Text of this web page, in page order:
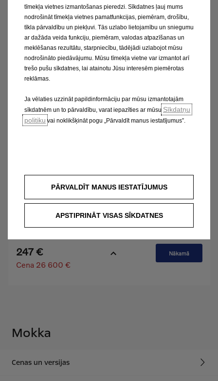
Mokka
Cenas un versijas
tīmekļa vietnes izmantošanas pieredzi. Sīkdatnes ļauj mums
nodrošināt tīmekļa vietnes pamatfunkcijas, piemēram, drošību,
tīkla pārvaldību un piekļuvi. Tās uzlabo lietojamību un sniegumu
ar dažāda veida funkciju, piemēram, valodas atpazīšanas un
meklēšanas rezultātu, starpniecību, tādējādi uzlabojot mūsu
nodrošināto piedāvājumu. Mūsu tīmekļa vietne var izmantot arī
trešo pušu sīkdatnes, lai atainotu Jūsu interesēm piemērotas
reklāmas.
Ja vēlaties uzzināt papildinformāciju par mūsu izmantotajām
sīkdatnēm un to pārvaldību, varat iepazīties ar mūsu Sīkdatņu
politiku vai noklikšķināt pogu „Pārvaldīt manus iestatījumus”.
PĀRVALDĪT MANUS IESTATĪJUMUS
APSTIPRINĀT VISAS SĪKDATNES